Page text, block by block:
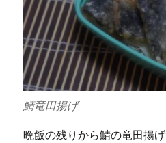
鯖竜田揚げ
晩飯の残りから鯖の竜田揚げ